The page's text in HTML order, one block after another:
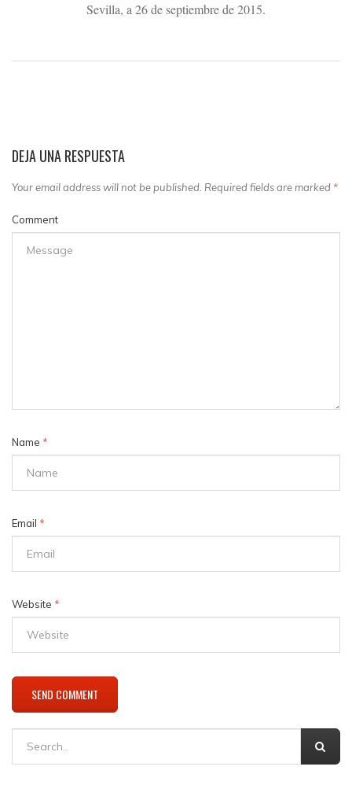
Sevilla, a 26 de septiembre de 2015.
DEJA UNA RESPUESTA
Your email address will not be published. Required fields are marked *
Comment
Name *
Email *
Website *